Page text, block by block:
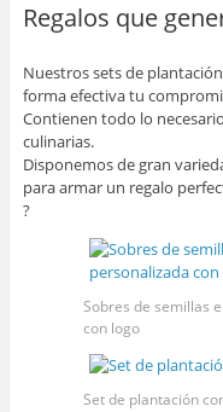
Regalos que
Nuestros sets de
forma efectiva tu
Contienen todo lo
culinarias.
Disponemos de gran
para armar un regalo
?
Sobres de semillas
con logo
Set de plantación